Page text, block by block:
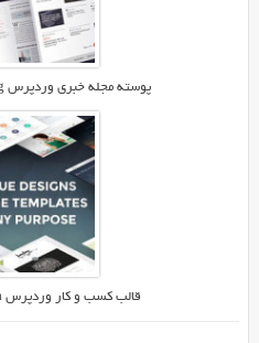
پوسته مجله خبری وردپرس Apemag نسخه ۱٫۰٫۶
قالب کسب و کار وردپرس Scalia نسخه ۱٫۴٫۴